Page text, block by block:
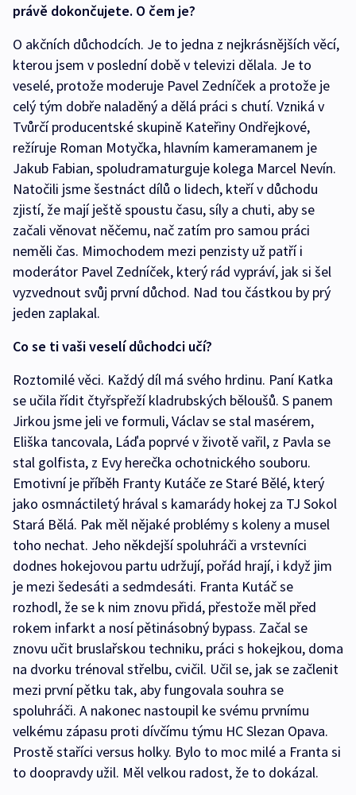
právě dokončujete. O čem je?
O akčních důchodcích. Je to jedna z nejkrásnějších věcí,
kterou jsem v poslední době v televizi dělala. Je to
veselé, protože moderuje Pavel Zedníček a protože je
celý tým dobře naladěný a dělá práci s chutí. Vzniká v
Tvůrčí producentské skupině Kateřiny Ondřejkové,
režíruje Roman Motyčka, hlavním kameramanem je
Jakub Fabian, spoludramaturguje kolega Marcel Nevín.
Natočili jsme šestnáct dílů o lidech, kteří v důchodu
zjistí, že mají ještě spoustu času, síly a chuti, aby se
začali věnovat něčemu, nač zatím pro samou práci
neměli čas. Mimochodem mezi penzisty už patří i
moderátor Pavel Zedníček, který rád vypráví, jak si šel
vyzvednout svůj první důchod. Nad tou částkou by prý
jeden zaplakal.
Co se ti vaši veselí důchodci učí?
Roztomilé věci. Každý díl má svého hrdinu. Paní Katka
se učila řídit čtyřspřeží kladrubských běloušů. S panem
Jirkou jsme jeli ve formuli, Václav se stal masérem,
Eliška tancovala, Láďa poprvé v životě vařil, z Pavla se
stal golfista, z Evy herečka ochotnického souboru.
Emotivní je příběh Franty Kutáče ze Staré Bělé, který
jako osmnáctiletý hrával s kamarády hokej za TJ Sokol
Stará Bělá. Pak měl nějaké problémy s koleny a musel
toho nechat. Jeho někdejší spoluhráči a vrstevníci
dodnes hokejovou partu udržují, pořád hrají, i když jim
je mezi šedesáti a sedmdesáti. Franta Kutáč se
rozhodl, že se k nim znovu přidá, přestože měl před
rokem infarkt a nosí pětinásobný bypass. Začal se
znovu učit bruslařskou techniku, práci s hokejkou, doma
na dvorku trénoval střelbu, cvičil. Učil se, jak se začlenit
mezi první pětku tak, aby fungovala souhra se
spoluhráči. A nakonec nastoupil ke svému prvnímu
velkému zápasu proti dívčímu týmu HC Slezan Opava.
Prostě staříci versus holky. Bylo to moc milé a Franta si
to doopravdy užil. Měl velkou radost, že to dokázal.